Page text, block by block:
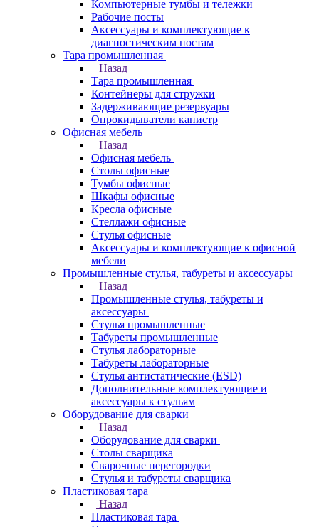
Компьютерные тумбы и тележки
Рабочие посты
Аксессуары и комплектующие к
диагностическим постам
Тара промышленная
Назад
Тара промышленная
Контейнеры для стружки
Задерживающие резервуары
Опрокидыватели канистр
Офисная мебель
Назад
Офисная мебель
Столы офисные
Тумбы офисные
Шкафы офисные
Кресла офисные
Стеллажи офисные
Стулья офисные
Аксессуары и комплектующие к офисной
мебели
Промышленные стулья, табуреты и аксессуары
Назад
Промышленные стулья, табуреты и
аксессуары
Стулья промышленные
Табуреты промышленные
Стулья лабораторные
Табуреты лабораторные
Стулья антистатические (ESD)
Дополнительные комплектующие и
аксессуары к стульям
Оборудование для сварки
Назад
Оборудование для сварки
Столы сварщика
Сварочные перегородки
Стулья и табуреты сварщика
Пластиковая тара
Назад
Пластиковая тара